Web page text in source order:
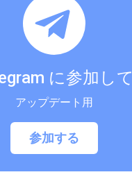
に参加して
アップデート用
参加する